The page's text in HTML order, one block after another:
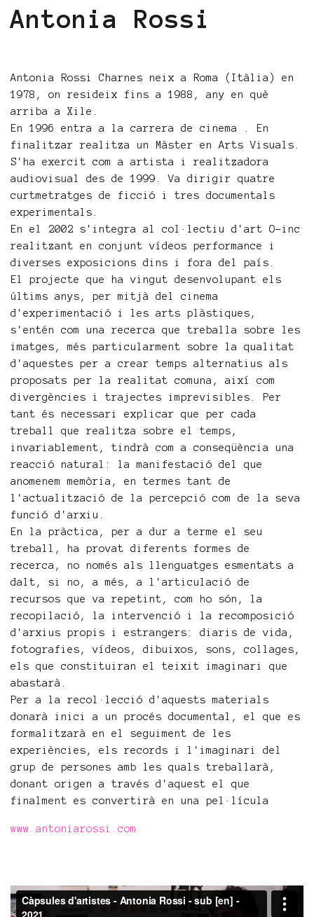
Antonia Rossi
Antonia Rossi Charnes neix a Roma (Itàlia) en
1978, on resideix fins a 1988, any en què
arriba a Xile.
En 1996 entra a la carrera de cinema . En
finalitzar realitza un Màster en Arts Visuals.
S'ha exercit com a artista i realitzadora
audiovisual des de 1999. Va dirigir quatre
curtmetratges de ficció i tres documentals
experimentals.
En el 2002 s'integra al col·lectiu d'art O-inc
realitzant en conjunt vídeos performance i
diverses exposicions dins i fora del país.
El projecte que ha vingut desenvolupant els
últims anys, per mitjà del cinema
d'experimentació i les arts plàstiques,
s'entén com una recerca que treballa sobre les
imatges, més particularment sobre la qualitat
d'aquestes per a crear temps alternatius als
proposats per la realitat comuna, així com
divergències i trajectes imprevisibles. Per
tant és necessari explicar que per cada
treball que realitza sobre el temps,
invariablement, tindrà com a conseqüència una
reacció natural: la manifestació del que
anomenem memòria, en termes tant de
l'actualització de la percepció com de la seva
funció d'arxiu.
En la pràctica, per a dur a terme el seu
treball, ha provat diferents formes de
recerca, no només als llenguatges esmentats a
dalt, si no, a més, a l'articulació de
recursos que va repetint, com ho són, la
recopilació, la intervenció i la recomposició
d'arxius propis i estrangers: diaris de vida,
fotografies, vídeos, dibuixos, sons, collages,
els que constituiran el teixit imaginari que
abastarà.
Per a la recol·lecció d'aquests materials
donarà inici a un procés documental, el que es
formalitzarà en el seguiment de les
experiències, els records i l'imaginari del
grup de persones amb les quals treballarà,
donant origen a través d'aquest el que
finalment es convertirà en una pel·lícula
www.antoniarossi.com